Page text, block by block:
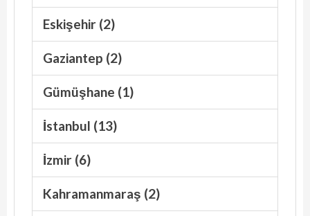
Eskişehir (2)
Gaziantep (2)
Gümüşhane (1)
İstanbul (13)
İzmir (6)
Kahramanmaraş (2)